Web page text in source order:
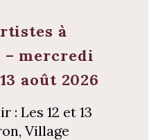
à
mercredi
août 2026
: Les 12 et 13
Village